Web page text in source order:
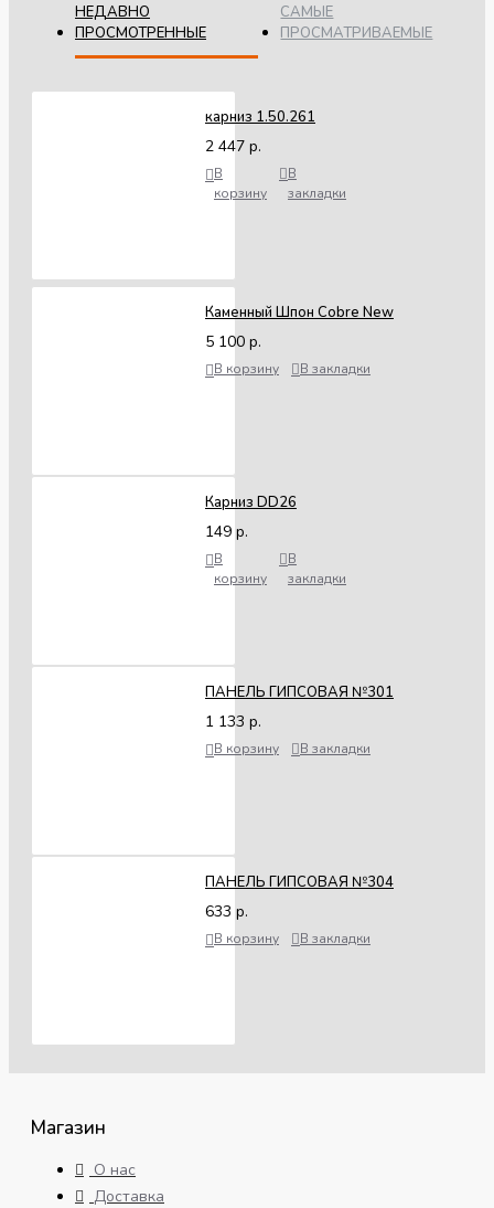
НЕДАВНО
ПРОСМОТРЕННЫЕ
САМЫЕ
ПРОСМАТРИВАЕМЫЕ
карниз 1.50.261
2 447 р.
В
корзину
В
закладки
Каменный Шпон Cobre New
5 100 р.
В корзину В закладки
Карниз DD26
149 р.
В
корзину
В
закладки
ПАНЕЛЬ ГИПСОВАЯ №301
1 133 р.
В корзину В закладки
ПАНЕЛЬ ГИПСОВАЯ №304
633 р.
В корзину В закладки
Магазин
О нас
Доставка